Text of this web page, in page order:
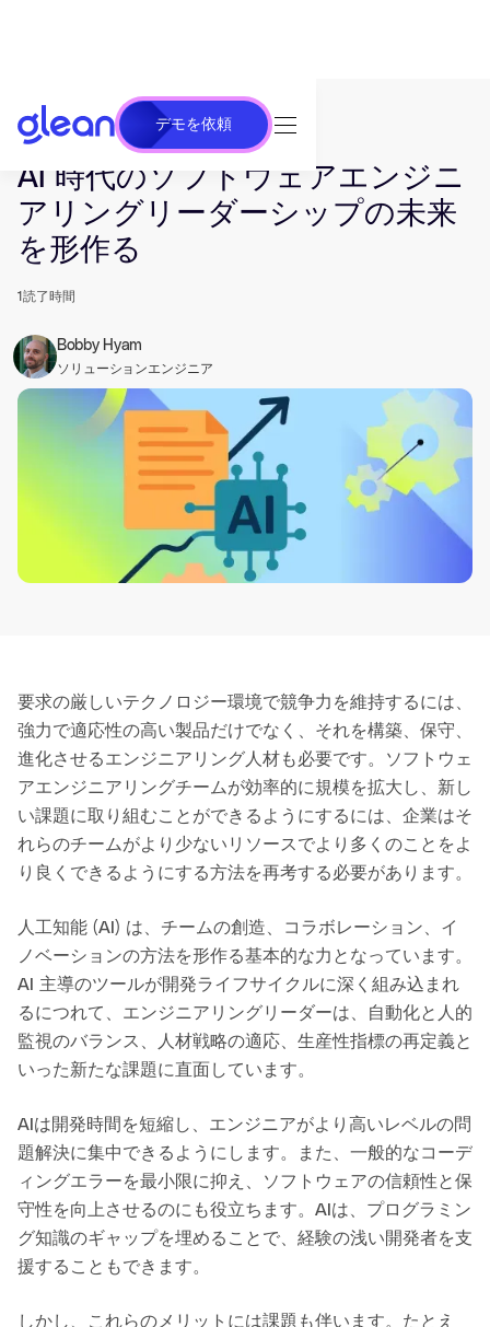
デモを依頼
発行済み May 28, 2025. 最終更新日 Jun 26, 2025.
AI 時代のソフトウェアエンジニ
アリングリーダーシップの未来
を形作る
1 読了時間
Bobby Hyam
ソリューションエンジニア
要求の厳しいテクノロジー環境で競争力を維持するには、
強力で適応性の高い製品だけでなく、それを構築、保守、
進化させるエンジニアリング人材も必要です。ソフトウェ
アエンジニアリングチームが効率的に規模を拡大し、新し
い課題に取り組むことができるようにするには、企業はそ
れらのチームがより少ないリソースでより多くのことをよ
り良くできるようにする方法を再考する必要があります。
人工知能 (AI) は、チームの創造、コラボレーション、イ
ノベーションの方法を形作る基本的な力となっています。
AI 主導のツールが開発ライフサイクルに深く組み込まれ
るにつれて、エンジニアリングリーダーは、自動化と人的
監視のバランス、人材戦略の適応、生産性指標の再定義と
いった新たな課題に直面しています。
AIは開発時間を短縮し、エンジニアがより高いレベルの問
題解決に集中できるようにします。また、一般的なコーデ
ィングエラーを最小限に抑え、ソフトウェアの信頼性と保
守性を向上させるのにも役立ちます。AIは、プログラミン
グ知識のギャップを埋めることで、経験の浅い開発者を支
援することもできます。
しかし、これらのメリットには課題も伴います。たとえ